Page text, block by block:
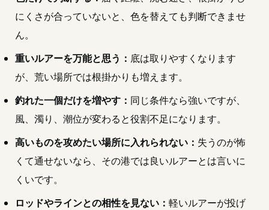
にくさが合っていないと、色を替えても判断できませ
ん。
重いルアーを万能と思う： 底は取りやすくなります
が、荒い場所では根掛かりも増えます。
釣れた一個だけを増やす： 同じ条件なら強いですが、
風、濁り、潮位が変わると役割不足になります。
高いものを攻めたい場所に入れられない： 失うのが怖
くて通せないなら、その港では良いルアーとは言いに
くいです。
ロッドやラインとの相性を見ない： 軽いルアーが投げ